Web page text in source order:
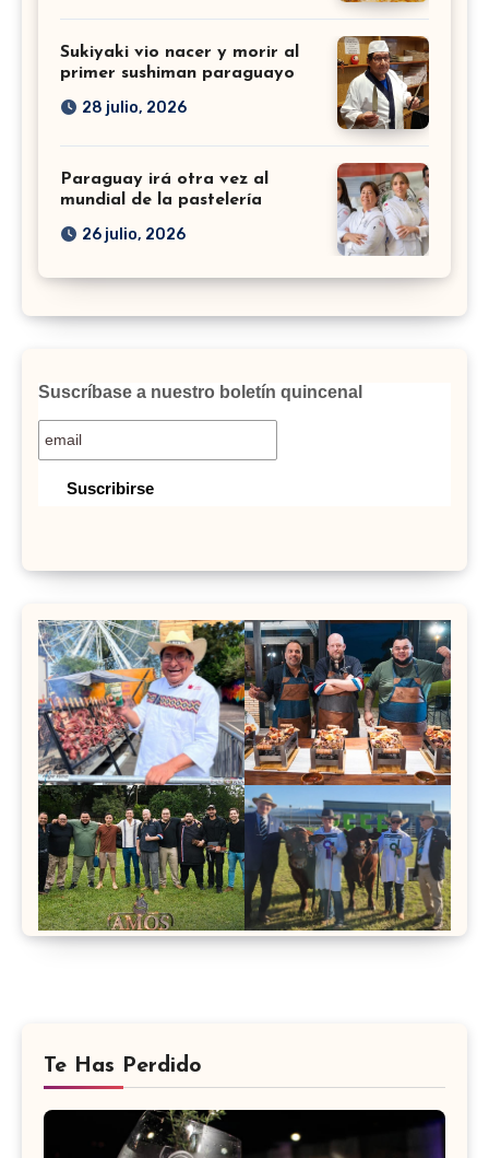
Sukiyaki vio nacer y morir al
primer sushiman paraguayo
28 julio, 2026
Paraguay irá otra vez al
mundial de la pastelería
26 julio, 2026
Suscríbase a nuestro boletín quincenal
Te Has Perdido